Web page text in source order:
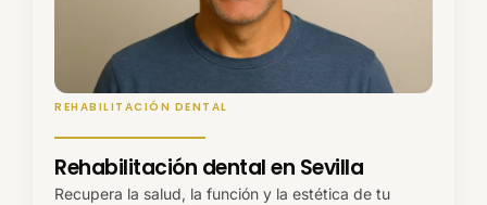
REHABILITACIÓN DENTAL
Rehabilitación dental en Sevilla
Recupera la salud, la función y la estética de tu